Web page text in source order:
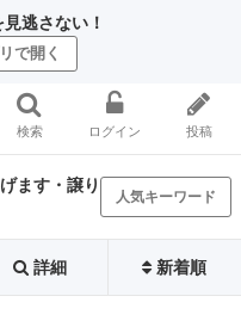
逃さない！
で開く
検索 ログイン 投稿
ます・譲り
人気キーワード
詳細 新着順